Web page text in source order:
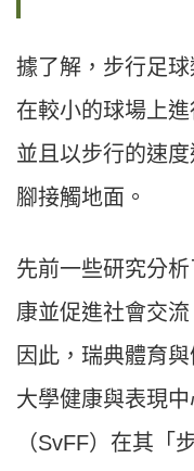
據了解，步行足
在較小的球場上
並且以步行的速
腳接觸地面。
先前一些研究分
康並促進社會交
因此，瑞典體育
大學健康與表現
（SvFF）在其「